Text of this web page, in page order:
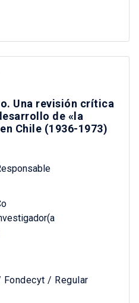
Una revisión crítica
de «la
Chile (1936-1973)
Fondecyt / Regular